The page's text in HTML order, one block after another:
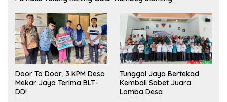
Door To Door, 3 KPM Desa
Mekar Jaya Terima BLT-
DD!
Tunggal Jaya Bertekad
Kembali Sabet Juara
Lomba Desa